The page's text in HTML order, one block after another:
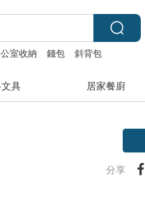
室收納 錢包 斜背包
具 居家餐廚
分享